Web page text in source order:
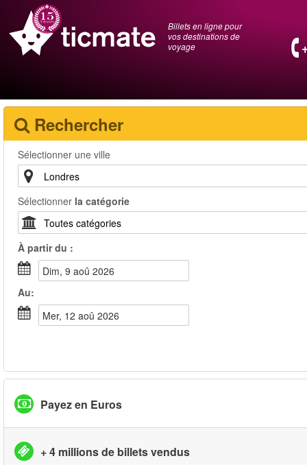
Billets en ligne pour
vos destinations de
voyage
Rechercher
Sélectionner une ville
Sélectionner la catégorie
À partir du :
dim, 9 aoû 2026
Au:
mer, 12 aoû 2026
Payez en Euros
+ 4 millions de billets vendus